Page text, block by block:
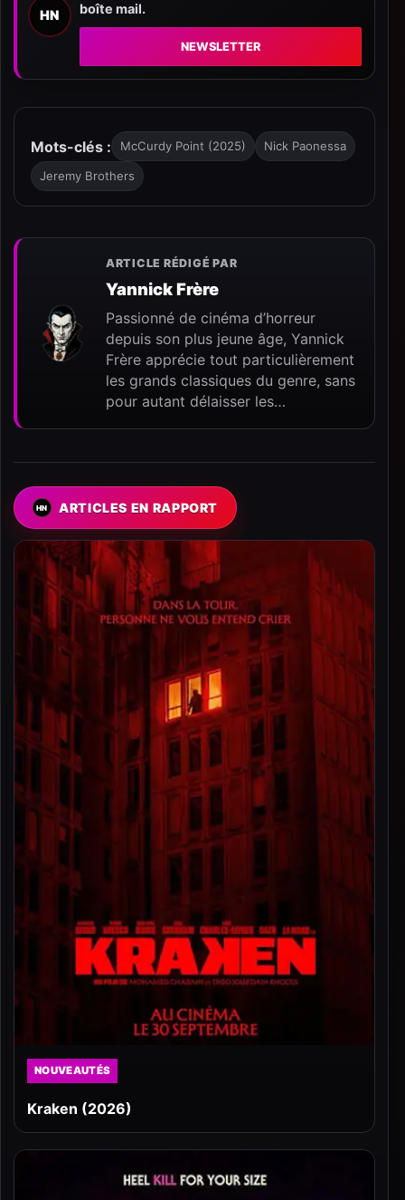
HN
boîte mail.
NEWSLETTER
Mots-clés : McCurdy Point (2025) Nick Paonessa
Jeremy Brothers
ARTICLE RÉDIGÉ PAR
Yannick Frère
Passionné de cinéma d’horreur
depuis son plus jeune âge, Yannick
Frère apprécie tout particulièrement
les grands classiques du genre, sans
pour autant délaisser les…
ARTICLES EN RAPPORT
NOUVEAUTÉS
Kraken (2026)